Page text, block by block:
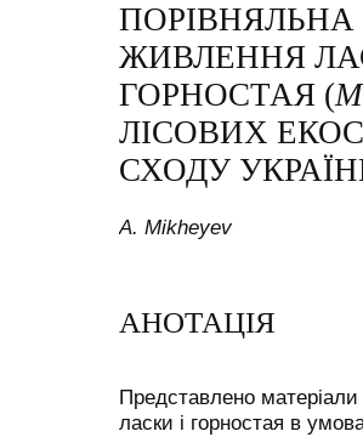
ЖИВЛЕННЯ
ГОРНОСТАЯ (
ЛІСОВИХ
СХОДУ
A. Mikheyev
АНОТАЦІЯ
Представлено
ласки і горностая в